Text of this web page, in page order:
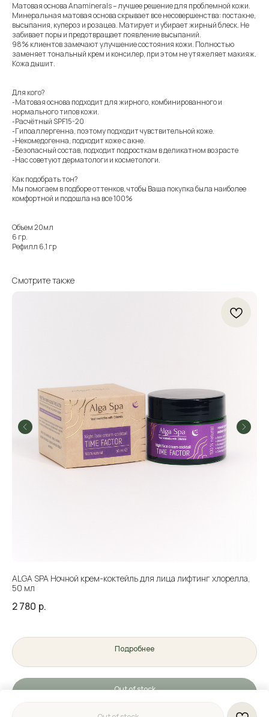
Матовая основа Anaminerals – лучшее решение для проблемной кожи.
Минеральная матовая основа скрывает все несовершенства: постакне,
высыпания, купероз и розацеа. Матирует и убирает жирный блеск. Не
забивает поры и предотвращает появление высыпаний.
98% клиентов замечают улучшение состояния кожи. Полностью
заменяет тональный крем и консилер, при этом не утяжеляет макияж.
Кожа дышит.
Для кого?
-Матовая основа подходит для жирного, комбинированного и
нормального типов кожи.
-Расчётный SPF15-20
-Гипоаллергенна, поэтому подходит чувствительной коже.
-Некомедогенна, подходит коже с акне.
-Безопасный состав, подходит подросткам в деликатном возрасте
-Нас советуют дерматологи и косметологи.
Как подобрать тон?
Мы помогаем в подборе оттенков, чтобы Ваша покупка была наиболее
комфортной и подошла на все 100%
Объем 20мл
6 гр.
Рефилл 6,1 гр
Смотрите также
ALGA SPA Ночной крем-коктейль для лица лифтинг хлорелла,
50 мл
2 780 р.
Подробнее
Out of stock